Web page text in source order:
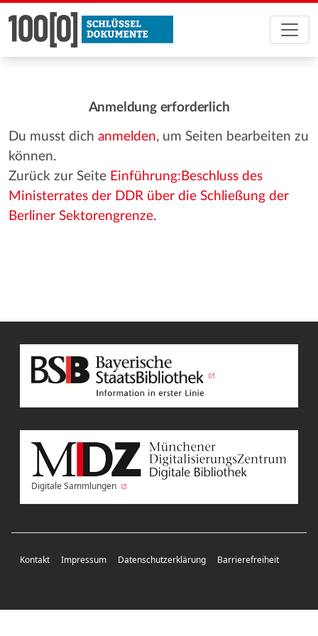
Anmeldung erforderlich
Du musst dich anmelden, um Seiten bearbeiten zu
können.
Zurück zur Seite Einführung:Beschluss des
Ministerrates der DDR über die Schließung der
Berliner Sektorengrenze.
Digitale Sammlungen
Kontakt Impressum Datenschutzerklärung Barrierefreiheit